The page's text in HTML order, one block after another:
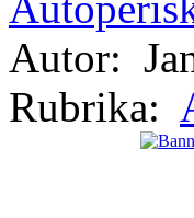
Autor:
Rubrika: